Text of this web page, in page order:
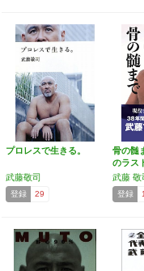
プロレスで生きる。
武藤敬司
登録 29
骨の髄
のラス
武藤 敬
登録